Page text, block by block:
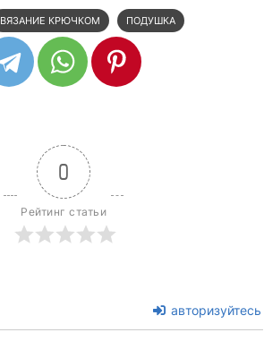
ВЯЗАНИЕ КРЮЧКОМ ПОДУШКА
0
Рейтинг статьи
авторизуйтесь